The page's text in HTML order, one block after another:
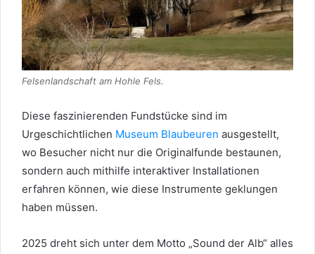
Felsenlandschaft am Hohle Fels.
Diese faszinierenden Fundstücke sind im
Urgeschichtlichen Museum Blaubeuren ausgestellt,
wo Besucher nicht nur die Originalfunde bestaunen,
sondern auch mithilfe interaktiver Installationen
erfahren können, wie diese Instrumente geklungen
haben müssen.
2025 dreht sich unter dem Motto „Sound der Alb“ alles